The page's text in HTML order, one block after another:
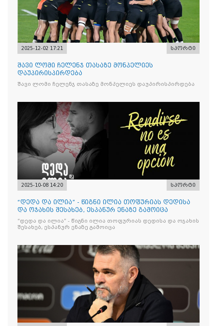
2025-12-02 17:21 სპორტი
შავი ლომი ჩელენჯ თასაზე მონპელიეს
დაუპირისპირდება
შავი ლომი ჩელენჯ თასაზე მონპელიეს დაუპირისპირდება
2025-10-08 14:20 სპორტი
“დედა და ილია” - წიგნი ილია თოფურიას დედისა
და ოჯახის შესახებ, ესპანურ ენაზე გამოიცა
“დედა და ილია” - წიგნი ილია თოფურიას დედისა და ოჯახის
შესახებ, ესპანურ ენაზე გამოიცა